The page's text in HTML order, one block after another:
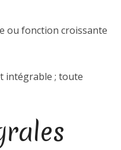
ou fonction croissante
intégrable ; toute